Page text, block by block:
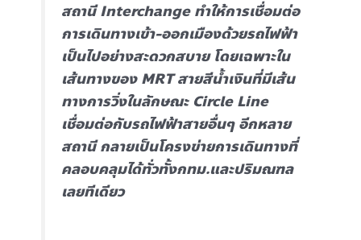
สถานี Interchange ทำให้การเชื่อมต่อ
การเดินทางเข้า-ออกเมืองด้วยรถไฟฟ้า
เป็นไปอย่างสะดวกสบาย โดยเฉพาะใน
เส้นทางของ MRT สายสีน้ำเงินที่มีเส้น
ทางการวิ่งในลักษณะ Circle Line
เชื่อมต่อกับรถไฟฟ้าสายอื่นๆ อีกหลาย
สถานี กลายเป็นโครงข่ายการเดินทางที่
คลอบคลุมได้ทั่วทั้งกทม.และปริมณฑล
เลยทีเดียว